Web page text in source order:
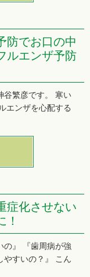
防でお口の中
ルエンザ予防
谷繁彦です。 寒い
エンザを心配する
症化させない
の』 『歯周病が強
やすいの？』 こん